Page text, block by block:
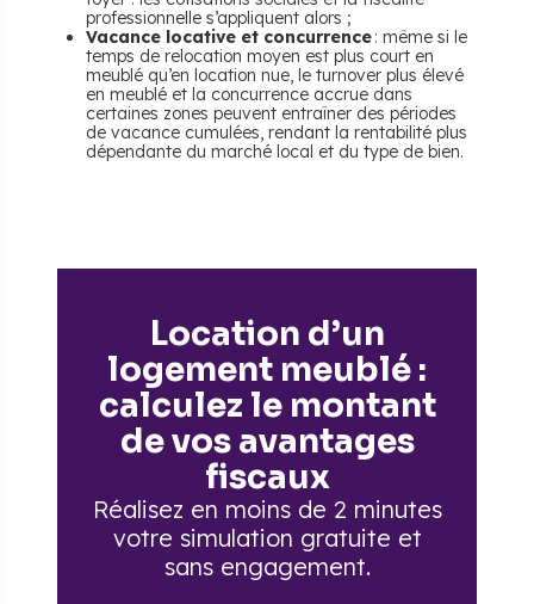
professionnelle s’appliquent alors ;
Vacance locative et concurrence: même si le
temps de relocation moyen est plus court en
meublé qu’en location nue, le turnover plus élevé
en meublé et la concurrence accrue dans
certaines zones peuvent entraîner des périodes
de vacance cumulées, rendant la rentabilité plus
dépendante du marché local et du type de bien.
Location d’un
logement meublé :
calculez le montant
de vos avantages
fiscaux
Réalisez en moins de 2 minutes
votre simulation gratuite et
sans engagement.